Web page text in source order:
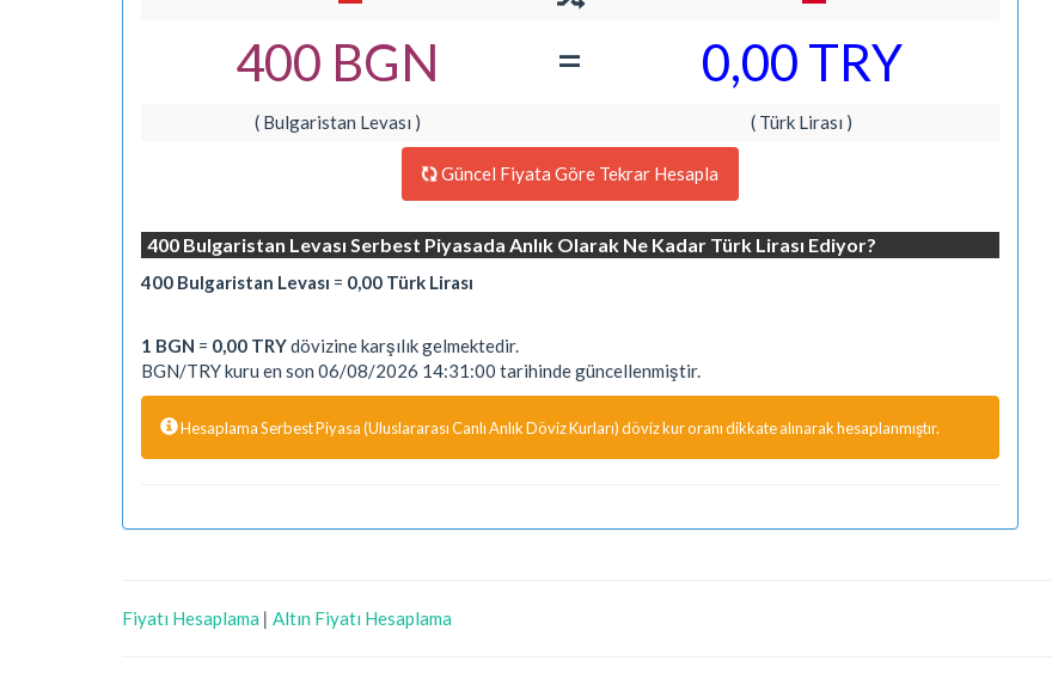
400 BGN = 0,00 TRY
( Bulgaristan Levası ) ( Türk Lirası )
Güncel Fiyata Göre Tekrar Hesapla
400 Bulgaristan Levası Serbest Piyasada Anlık Olarak Ne Kadar Türk Lirası Ediyor?
400 Bulgaristan Levası = 0,00 Türk Lirası
1 BGN = 0,00 TRYdövizine karşılık gelmektedir.
BGN/TRY kuru en son 06/08/2026 14:31:00 tarihinde güncellenmiştir.
Hesaplama Serbest Piyasa (Uluslararası Canlı Anlık Döviz Kurları) döviz kur oranı dikkate alınarak hesaplanmıştır.
Fiyatı Hesaplama | Altın Fiyatı Hesaplama